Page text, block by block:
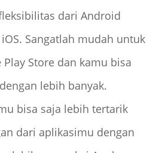
dari Android
Sangatlah mudah untuk
Store dan kamu bisa
lebih banyak.
bisa saja lebih tertarik
dari aplikasimu dengan